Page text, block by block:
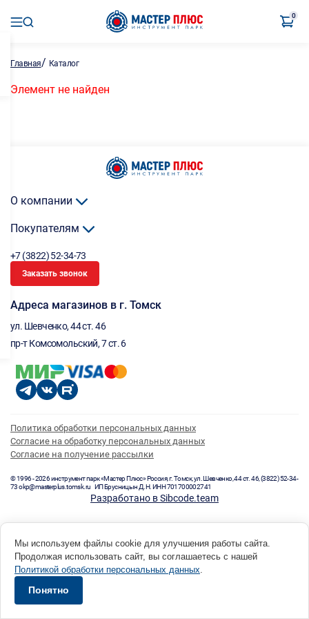
0
Главная/ Каталог
Элемент не найден
О компании
Покупателям
+7 (3822) 52-34-73
Заказать звонок
Адреса магазинов в г. Томск
ул. Шевченко, 44 ст. 46
пр-т Комсомольский, 7 ст. 6
Политика обработки персональных данных
Согласие на обработку персональных данных
Согласие на получение рассылки
© 1996 - 2026 инструмент парк «Мастер Плюс» Россия, г. Томск, ул. Шевченко, 44 ст. 46, (3822) 52-34-
73 okp@masterplus.tomsk.ru ИП Брусницын Д.Н. ИНН 701700002741
Разработано в Sibcode.team
Мы используем файлы cookie для улучшения работы сайта.
Продолжая использовать сайт, вы соглашаетесь с нашей
Политикой обработки персональных данных.
Понятно